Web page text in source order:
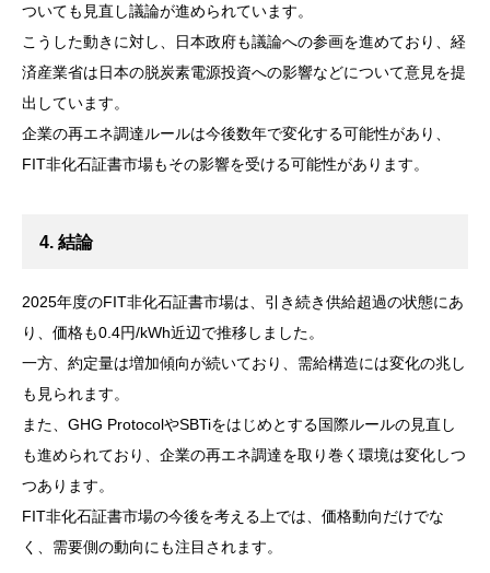
ついても見直し議論が進められています。
こうした動きに対し、日本政府も議論への参画を進めており、経
済産業省は日本の脱炭素電源投資への影響などについて意見を提
出しています。
企業の再エネ調達ルールは今後数年で変化する可能性があり、
FIT非化石証書市場もその影響を受ける可能性があります。
4. 結論
2025年度のFIT非化石証書市場は、引き続き供給超過の状態にあ
り、価格も0.4円/kWh近辺で推移しました。
一方、約定量は増加傾向が続いており、需給構造には変化の兆し
も見られます。
また、GHG ProtocolやSBTiをはじめとする国際ルールの見直し
も進められており、企業の再エネ調達を取り巻く環境は変化しつ
つあります。
FIT非化石証書市場の今後を考える上では、価格動向だけでな
く、需要側の動向にも注目されます。